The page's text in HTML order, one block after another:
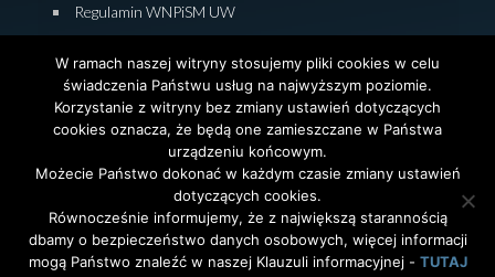
Regulamin WNPiSM UW
Deklaracja dostępności WNPiSM
© 2026 Wydział Nauk Politycznych i Studiów
Międzynarodowych. Uniwersytet Warszawski. All Rights
Reserved. Projekt i realizacja stronyAgencjaInterAktywni
W ramach naszej witryny stosujemy pliki cookies w celu
świadczenia Państwu usług na najwyższym poziomie.
Korzystanie z witryny bez zmiany ustawień dotyczących
cookies oznacza, że będą one zamieszczane w Państwa
urządzeniu końcowym.
Możecie Państwo dokonać w każdym czasie zmiany ustawień
dotyczących cookies.
Równocześnie informujemy, że z największą starannością
dbamy o bezpieczeństwo danych osobowych, więcej informacji
mogą Państwo znaleźć w naszej Klauzuli informacyjnej - TUTAJ